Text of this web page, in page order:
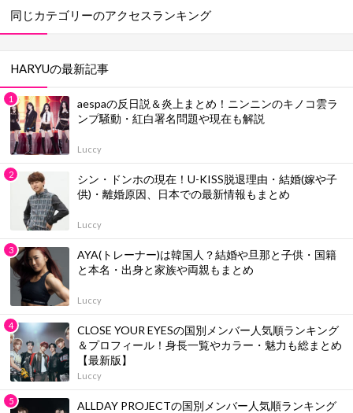
同じカテゴリーのアクセスランキング
HARYUの最新記事
aespaの反日説＆炎上まとめ！ニンニンのキノコ雲ラ
ンプ騒動・紅白署名問題や現在も解説
Luccy
シン・ドンホの現在！U-KISS脱退理由・結婚(嫁や子
供)・離婚原因、日本での最新情報もまとめ
Luccy
AYA(トレーナー)は韓国人？結婚や旦那と子供・国籍
と本名・出身と家族や両親もまとめ
Luccy
CLOSE YOUR EYESの国別メンバー人気順ランキング
＆プロフィール！身長一覧やカラー・魅力も総まとめ
【最新版】
Luccy
ALLDAY PROJECTの国別メンバー人気順ランキング